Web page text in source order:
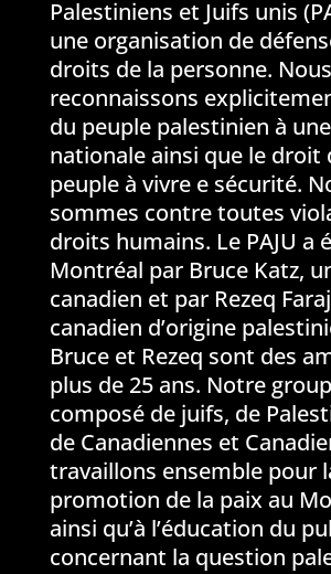
Palestiniens et Juifs unis
une organisation de
droits de la personne. Nous
reconnaissons
du peuple palestinien à
nationale ainsi que le droit
peuple à vivre e sécurité.
sommes contre toutes
droits humains. Le PAJU a
Montréal par Bruce Katz,
canadien et par Rezeq
canadien d’origine
Bruce et Rezeq sont des
plus de 25 ans. Notre
composé de juifs, de
de Canadiennes et
travaillons ensemble pour
promotion de la paix au
ainsi qu’à l’éducation du
concernant la question